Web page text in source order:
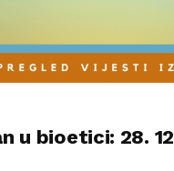
u bioetici: 28.